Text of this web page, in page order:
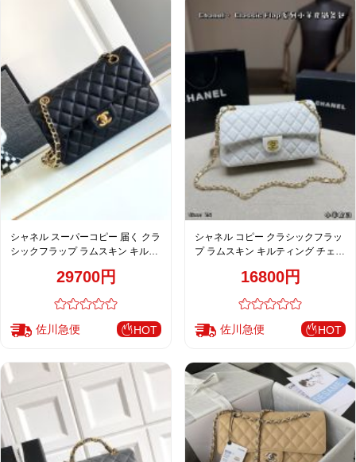
シャネル スーパーコピー 届く クラ
シックフラップ ラムスキン キルテ
ブラック レディース 注目商品
29700円
佐川急便 HOT
シャネル コピー クラシックフラッ
プ ラムスキン キルティング チェー
ィース 通販16800円
佐川急便 HOT